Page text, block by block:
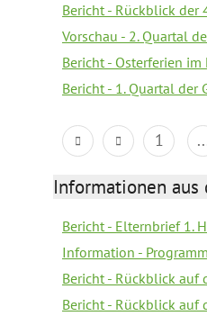
Bericht - Rückblick der
Vorschau - 2. Quartal
Bericht - Osterferien im
Bericht - 1. Quartal der
1
Informationen aus
Bericht - Elternbrief 1.
Information -
Bericht - Rückblick auf
Bericht - Rückblick auf